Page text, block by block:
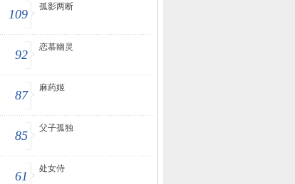
109
孤影两断
92
恋慕幽灵
87
麻药姬
85
父子孤独
61
处女侍